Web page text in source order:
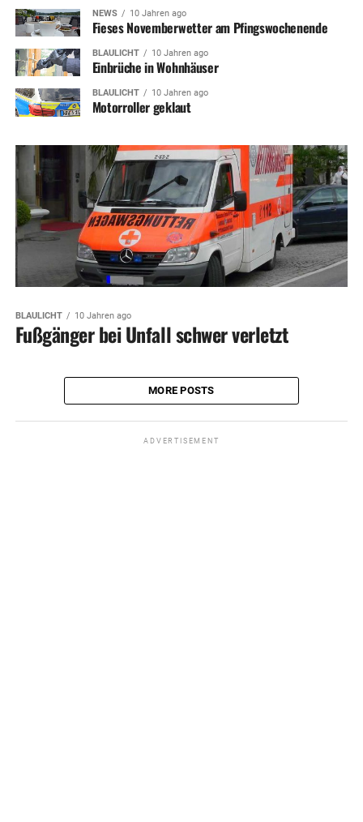
NEWS 10 Jahren ago
Fieses Novemberwetter am Pfingswochenende
BLAULICHT 10 Jahren ago
Einbrüche in Wohnhäuser
BLAULICHT 10 Jahren ago
Motorroller geklaut
BLAULICHT 10 Jahren ago
Fußgänger bei Unfall schwer verletzt
MORE POSTS
ADVERTISEMENT